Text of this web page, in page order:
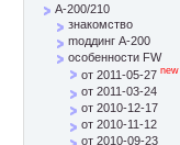
A-200/210
знакомство
mоддинг A-200
особенности FW
от 2011-05-27 new
от 2011-03-24
от 2010-12-17
от 2010-11-12
от 2010-09-23